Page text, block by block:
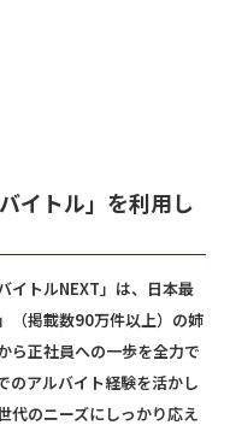
イトル」を利⽤し
イトルNEXT」は、日本最
（掲載数90万件以上）の姉
ら正社員への一歩を全力で
のアルバイト経験を活かし
代のニーズにしっかり応え